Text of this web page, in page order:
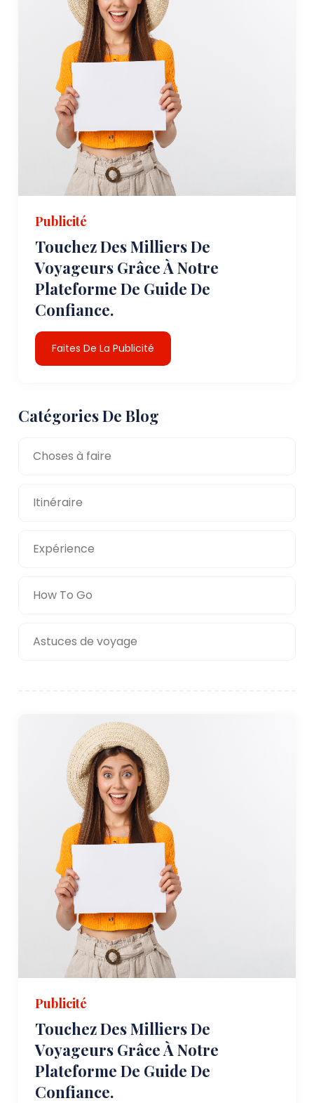
Publicité
Touchez Des Milliers De
Voyageurs Grâce À Notre
Plateforme De Guide De
Confiance.
Faites De La Publicité
Catégories De Blog
Choses à faire
Itinéraire
Expérience
How To Go
Astuces de voyage
Publicité
Touchez Des Milliers De
Voyageurs Grâce À Notre
Plateforme De Guide De
Confiance.